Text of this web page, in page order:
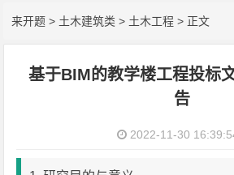
来开题 > 土木建筑类 > 土木工程 > 正文
基于BIM的教学楼工程投标
告
2022-11-30